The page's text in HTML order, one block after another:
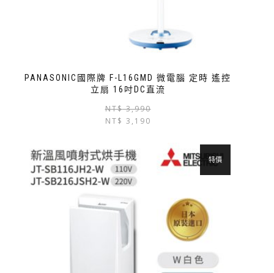
PANASONIC國際牌 F-L16GMD 微電腦 定時 遙控
立扇 16吋DC直流
NT$3,990
NT$ 3,190
特價